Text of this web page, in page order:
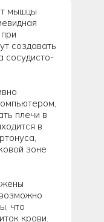
мышцы
создавать
сосудисто-
плечи в
в
зоне
что
крови.